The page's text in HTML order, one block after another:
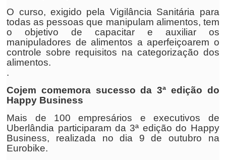
O curso, exigido pela Vigilância Sanitária para
todas as pessoas que manipulam alimentos, tem
o objetivo de capacitar e auxiliar os
manipuladores de alimentos a aperfeiçoarem o
controle sobre requisitos na categorização dos
alimentos.
.
Cojem comemora sucesso da 3ª edição do
Happy Business
Mais de 100 empresários e executivos de
Uberlândia participaram da 3ª edição do Happy
Business, realizada no dia 9 de outubro na
Eurobike.